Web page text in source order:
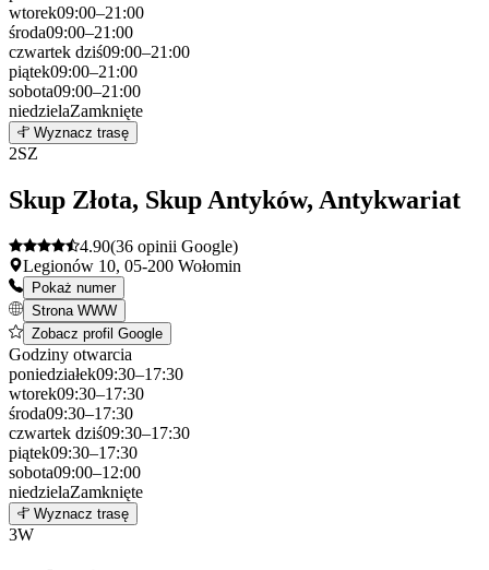
wtorek09:00–21:00
środa09:00–21:00
czwartek dziś09:00–21:00
piątek09:00–21:00
sobota09:00–21:00
niedzielaZamknięte
+
Wyznacz trasę
2SZ
Skup Złota, Skup Antyków, Antykwariat
4.90(36 opinii Google)
Legionów 10, 05-200 Wołomin
Pokaż numer
Strona WWW
Zobacz profil Google
Godziny otwarcia
poniedziałek09:30–17:30
wtorek09:30–17:30
środa09:30–17:30
czwartek dziś09:30–17:30
piątek09:30–17:30
sobota09:00–12:00
niedzielaZamknięte
+
−
Wyznacz trasę
3W